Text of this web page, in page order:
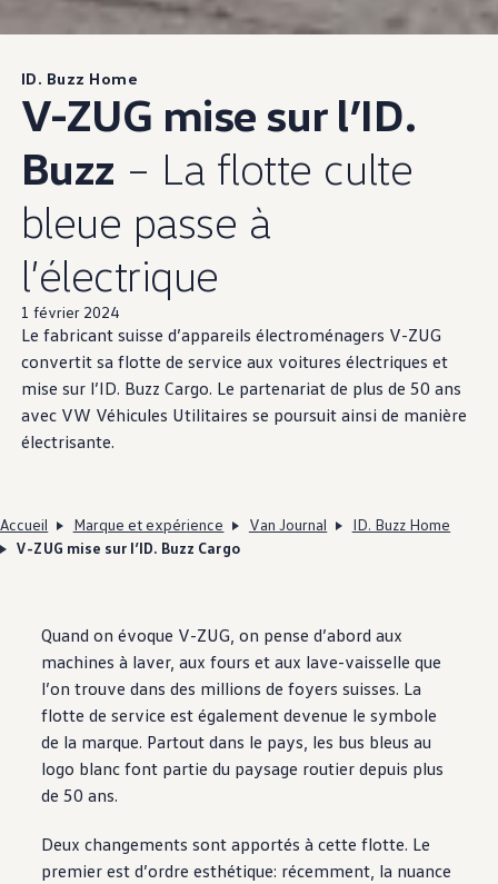
ID. Buzz Home
V-ZUG mise sur l’ID.
Buzz – La flotte culte
bleue passe à
l’électrique
1 février 2024
Le fabricant suisse d’appareils électroménagers V-ZUG
convertit sa flotte de service aux voitures électriques et
mise sur l’ID. Buzz Cargo. Le partenariat de plus de 50 ans
avec VW Véhicules Utilitaires se poursuit ainsi de manière
électrisante.
Accueil Marque et expérience Van Journal
ID. Buzz Home
V-ZUG mise sur l’ID. Buzz Cargo
Quand on évoque V-ZUG, on pense d’abord aux
machines à laver, aux fours et aux lave-vaisselle que
l’on trouve dans des millions de foyers suisses. La
flotte de service est également devenue le symbole
de la marque. Partout dans le pays, les bus bleus au
logo blanc font partie du paysage routier depuis plus
de 50 ans.
Deux changements sont apportés à cette flotte. Le
premier est d’ordre esthétique: récemment, la nuance